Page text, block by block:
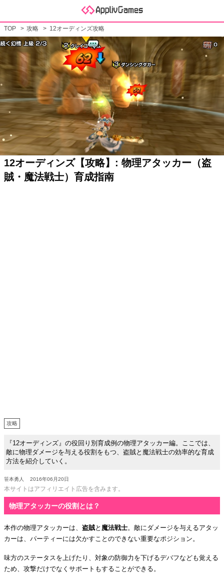
TOP 攻略 12オーディンズ攻略
12オーディンズ【攻略】: 物理アタッカー（盗
賊・魔法戦士）育成指南
攻略
『12オーディンズ』の役回り別育成例の物理アタッカー編。ここでは、
敵に物理ダメージを与える役割をもつ、盗賊と魔法戦士の効率的な育成
方法を紹介していく。
笹本勇人 2016年06月20日
本サイトはアフィリエイト広告を含みます。
物理アタッカーの役割とは？
本作の物理アタッカーは、 盗賊と 魔法戦士。敵にダメージを与えるアタッ
カーは、パーティーには欠かすことのできない重要なポジション。
味方のステータスを上げたり、対象の防御力を下げるデバフなども覚える
ため、攻撃だけでなくサポートもすることができる。